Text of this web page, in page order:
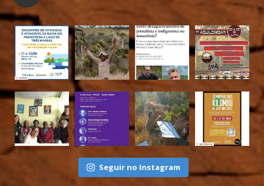
Seguir no Instagram